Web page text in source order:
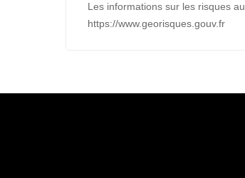
Les informations sur les risques
https://www.georisques.gouv.fr